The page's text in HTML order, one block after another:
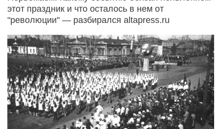
этот праздник и что осталось в нем от
"революции" — разбирался altapress.ru